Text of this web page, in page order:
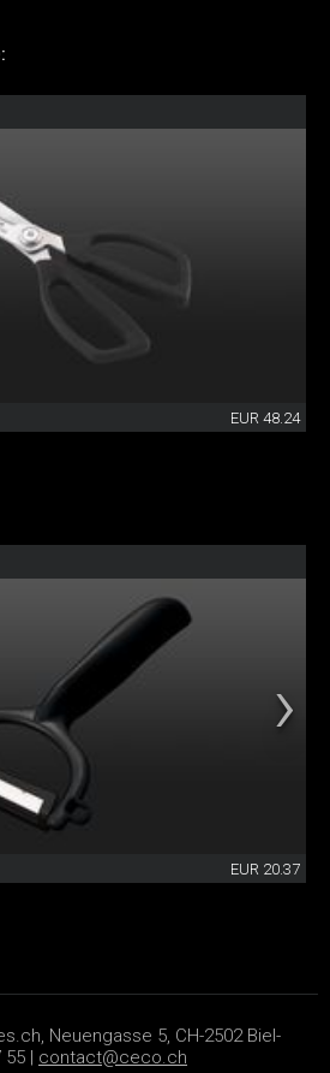
EUR 48.24
EUR 20.37
Neuengasse 5, CH-2502 Biel-
55 | contact@ceco.ch